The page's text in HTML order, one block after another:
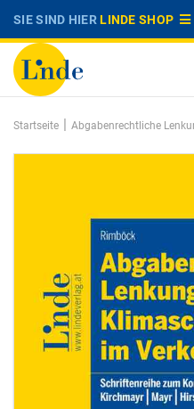
SIE SIND HIERLINDE SHOP
Startseite | Abgabenrechtliche